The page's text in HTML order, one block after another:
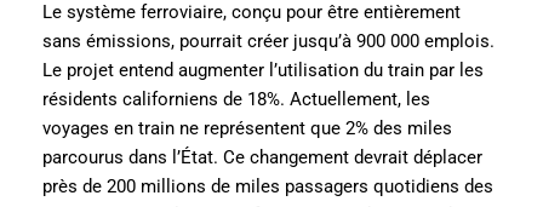
Le système ferroviaire, conçu pour être entièrement
sans émissions, pourrait créer jusqu’à 900 000 emplois.
Le projet entend augmenter l’utilisation du train par les
résidents californiens de 18%. Actuellement, les
voyages en train ne représentent que 2% des miles
parcourus dans l’État. Ce changement devrait déplacer
près de 200 millions de miles passagers quotidiens des